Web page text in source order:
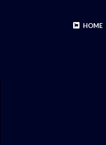
HOME